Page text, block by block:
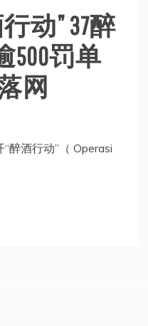
动” 37醉
500罚单
网
醉酒行动”（ Operasi